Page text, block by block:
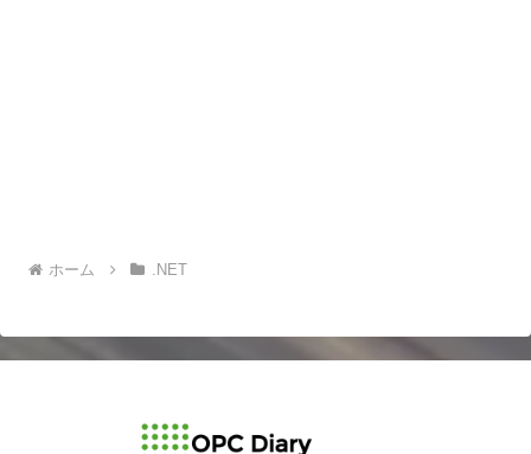
ホーム .NET